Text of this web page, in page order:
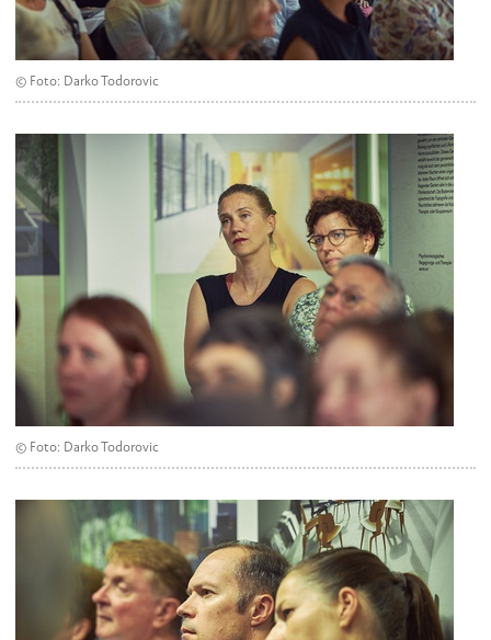
© Foto: Darko Todorovic
© Foto: Darko Todorovic